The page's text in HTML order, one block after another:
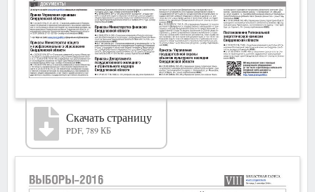
Скачать страницу
PDF, 789 КБ